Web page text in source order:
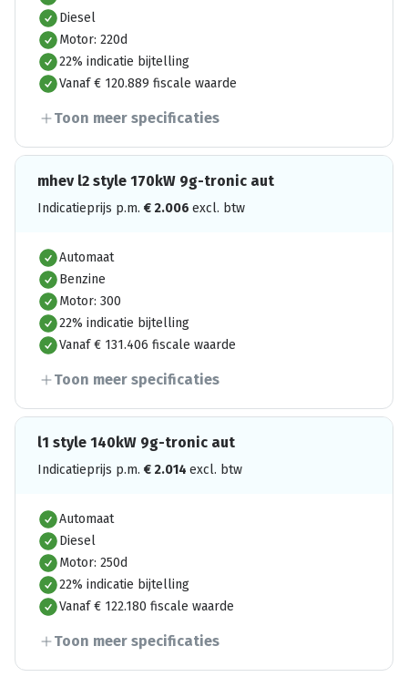
Diesel
Motor: 220d
22% indicatie bijtelling
Vanaf € 120.889 fiscale waarde
Toon meer specificaties
mhev l2 style 170kW 9g-tronic aut
Indicatieprijs p.m. € 2.006 excl. btw
Automaat
Benzine
Motor: 300
22% indicatie bijtelling
Vanaf € 131.406 fiscale waarde
Toon meer specificaties
l1 style 140kW 9g-tronic aut
Indicatieprijs p.m. € 2.014 excl. btw
Automaat
Diesel
Motor: 250d
22% indicatie bijtelling
Vanaf € 122.180 fiscale waarde
Toon meer specificaties